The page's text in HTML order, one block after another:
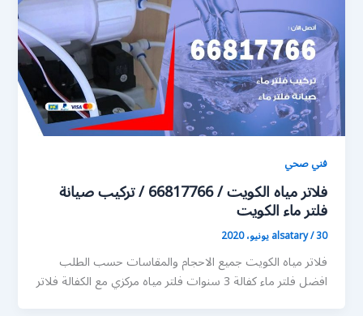
فني صحي
فلاتر مياه الكويت / 66817766 / تركيب صيانة
فلتر ماء الكويت
alsatary/30 يونيو، 2020
فلاتر مياه الكويت جميع الاحجام والمقاسات حسب الطلب
افضل فلتر ماء كفالة 3 سنوات فلتر مياه مركزي مع الكفالة فلاتر